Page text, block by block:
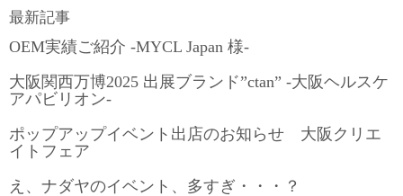
最新記事
OEM実績ご紹介 -MYCL Japan 様-
大阪関西万博2025 出展ブランド”ctan” -大阪ヘルスケ
アパビリオン-
ポップアップイベント出店のお知らせ 大阪クリエ
イトフェア
え、ナダヤのイベント、多すぎ・・・？